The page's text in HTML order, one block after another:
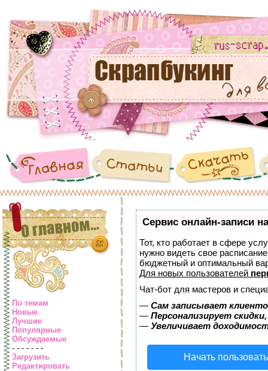
По темам
Новые
Лучшие
Популярные
Обсуждаемые
- - - - - - -
Загрузить
Редактировать
Сервис онлайн-записи
Тот, кто работает в сфере
нужно видеть свое
бюджетный и оптимальный
Для новых пользователей
Чат-бот для мастеров и
— Сам записывает
— Персонализирует
— Увеличивает
Начать